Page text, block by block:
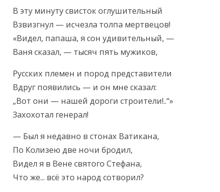
В эту минуту свисток оглушительный
Взвизгнул — исчезла толпа мертвецов!
«Видел, папаша, я сон удивительный, —
Ваня сказал, — тысяч пять мужиков,
Русских племен и пород представители
Вдруг появились — и он мне сказал:
„Вот они — нашей дороги строители!..“»
Захохотал генерал!
— Был я недавно в стонах Ватикана,
По Колизею две ночи бродил,
Видел я в Вене святого Стефана,
Что же... всё это народ сотворил?